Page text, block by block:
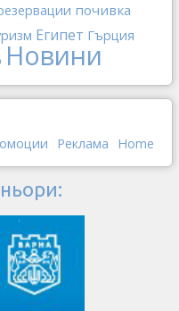
почивка
Египет Гърция
Новини
Реклама Home